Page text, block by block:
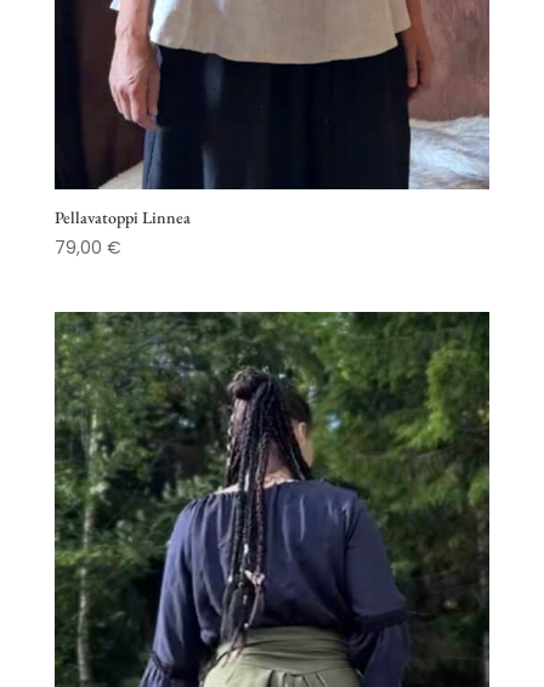
Pellavatoppi Linnea
79,00 €